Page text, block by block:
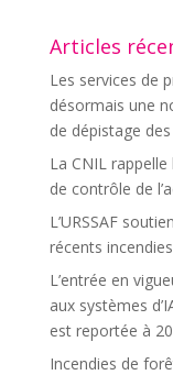
Articles
Les services de
désormais une
de dépistage
La CNIL
de contrôle de
L’URSSAF
récents incendies
L’entrée en
aux systèmes
est reportée à
Incendies de